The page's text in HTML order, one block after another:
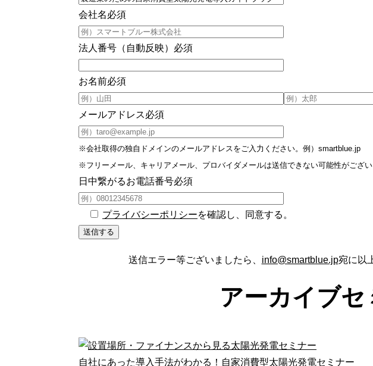
会社名必須
法人番号（自動反映） 必須
お名前必須
メールアドレス必須
※会社取得の独自ドメインのメールアドレスをご入力ください。例）smartblue.jp
※フリーメール、キャリアメール、プロバイダメールは送信できない可能性がござい
日中繋がるお電話番号必須
プライバシーポリシーを確認し、同意する。
送信エラー等ございましたら、 info@smartblue.jp宛に以
アーカイブセ
自社にあった導入手法がわかる！自家消費型太陽光発電セミナー